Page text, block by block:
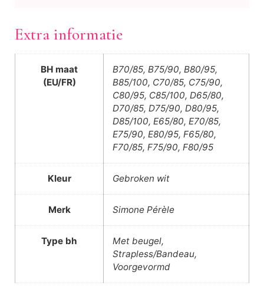
Extra informatie
BH maat
(EU/FR)
B70/85, B75/90, B80/95,
B85/100, C70/85, C75/90,
C80/95, C85/100, D65/80,
D70/85, D75/90, D80/95,
D85/100, E65/80, E70/85,
E75/90, E80/95, F65/80,
F70/85, F75/90, F80/95
Kleur Gebroken wit
Merk Simone Pérèle
Type bh
Met beugel,
Strapless/Bandeau,
Voorgevormd